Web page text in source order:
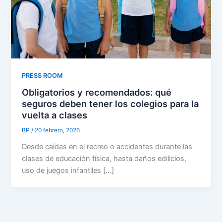
PRESS ROOM
Obligatorios y recomendados: qué
seguros deben tener los colegios para la
vuelta a clases
BP/ 20 febrero, 2026
Desde caídas en el recreo o accidentes durante las
clases de educación física, hasta daños edilicios,
uso de juegos infantiles […]